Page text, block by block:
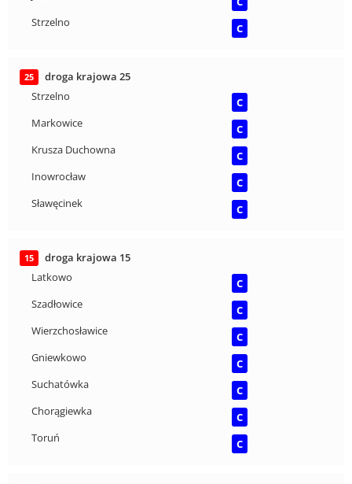
Strzelno
C
25
droga krajowa 25
Strzelno
C
Markowice
C
Krusza Duchowna
C
Inowrocław
C
Sławęcinek
C
15
droga krajowa 15
Latkowo
C
Szadłowice
C
Wierzchosławice
C
Gniewkowo
C
Suchatówka
C
Chorągiewka
C
Toruń
C